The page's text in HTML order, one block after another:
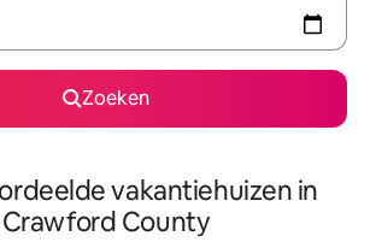
Zoeken
vakantiehuizen in
Crawford County